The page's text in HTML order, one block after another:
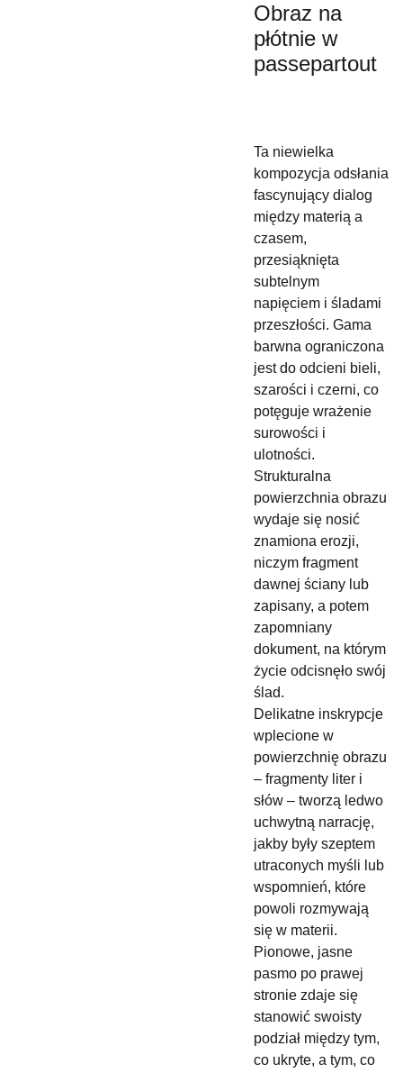
Obraz na
płótnie w
passepartout
Ta niewielka
kompozycja odsłania
fascynujący dialog
między materią a
czasem,
przesiąknięta
subtelnym
napięciem i śladami
przeszłości. Gama
barwna ograniczona
jest do odcieni bieli,
szarości i czerni, co
potęguje wrażenie
surowości i
ulotności.
Strukturalna
powierzchnia obrazu
wydaje się nosić
znamiona erozji,
niczym fragment
dawnej ściany lub
zapisany, a potem
zapomniany
dokument, na którym
życie odcisnęło swój
ślad.
Delikatne inskrypcje
wplecione w
powierzchnię obrazu
– fragmenty liter i
słów – tworzą ledwo
uchwytną narrację,
jakby były szeptem
utraconych myśli lub
wspomnień, które
powoli rozmywają
się w materii.
Pionowe, jasne
pasmo po prawej
stronie zdaje się
stanowić swoisty
podział między tym,
co ukryte, a tym, co